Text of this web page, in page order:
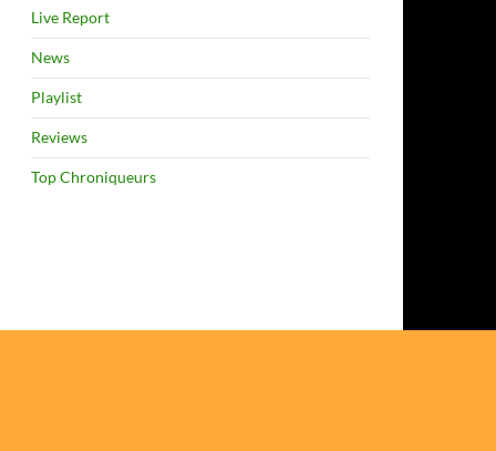
Live Report
News
Playlist
Reviews
Top Chroniqueurs